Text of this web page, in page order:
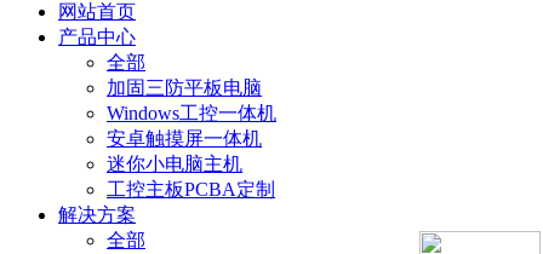
网站首页
产品中心
全部
加固三防平板电脑
Windows工控一体机
安卓触摸屏一体机
迷你小电脑主机
工控主板PCBA定制
解决方案
全部